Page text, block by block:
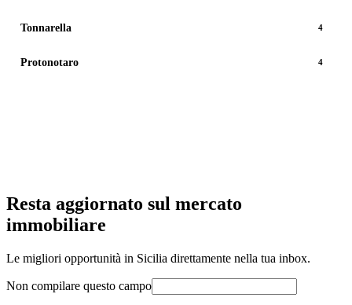
Tonnarella 4
Protonotaro 4
Resta aggiornato sul mercato
immobiliare
Le migliori opportunità in Sicilia direttamente nella tua inbox.
Non compilare questo campo